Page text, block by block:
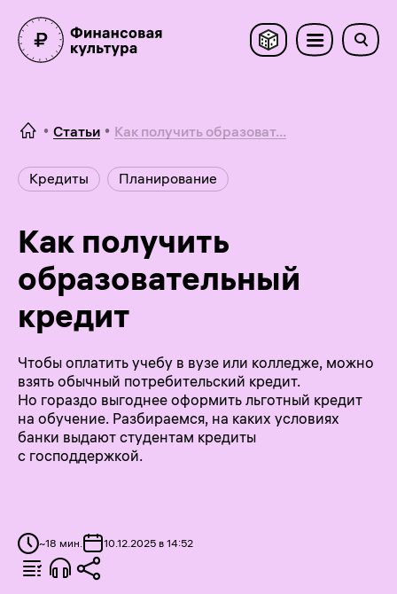
Статьи Как получить образоват...
Кредиты Планирование
Как получить
образовательный
кредит
Чтобы оплатить учебу в вузе или колледже, можно
взять обычный потребительский кредит.
Но гораздо выгоднее оформить льготный кредит
на обучение. Разбираемся, на каких условиях
банки выдают студентам кредиты
с господдержкой.
~18 мин. 10.12.2025 в 14:52